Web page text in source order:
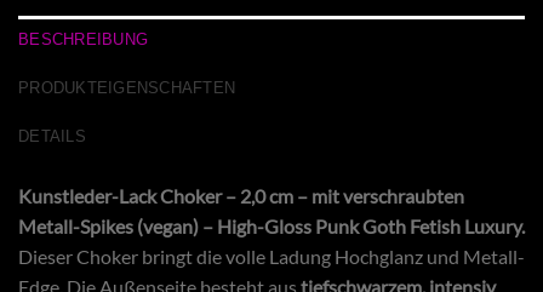
BESCHREIBUNG
PRODUKTEIGENSCHAFTEN
DETAILS
Kunstleder-Lack Choker – 2,0 cm – mit verschraubten
Metall-Spikes (vegan) – High-Gloss Punk Goth Fetish Luxury.
Dieser Choker bringt die volle Ladung Hochglanz und Metall-
Edge. Die Außenseite besteht austiefschwarzem, intensiv